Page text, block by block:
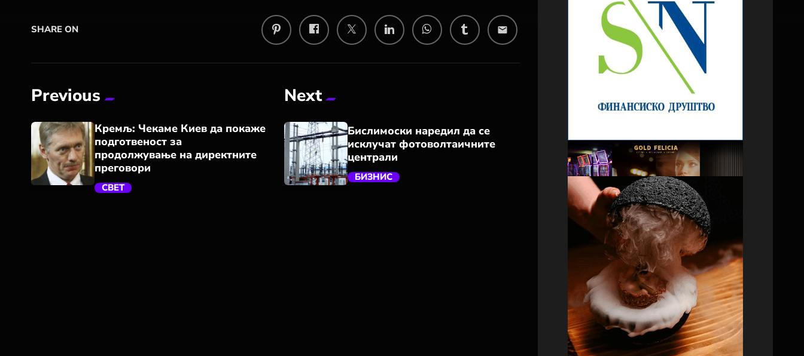
SHARE ON email
Previous
Кремљ: Чекаме Киев да покаже
подготвеност за
продолжување на директните
преговори
СВЕТ
Next
Бислимоски наредил да се
исклучат фотоволтаичните
централи
БИЗНИС